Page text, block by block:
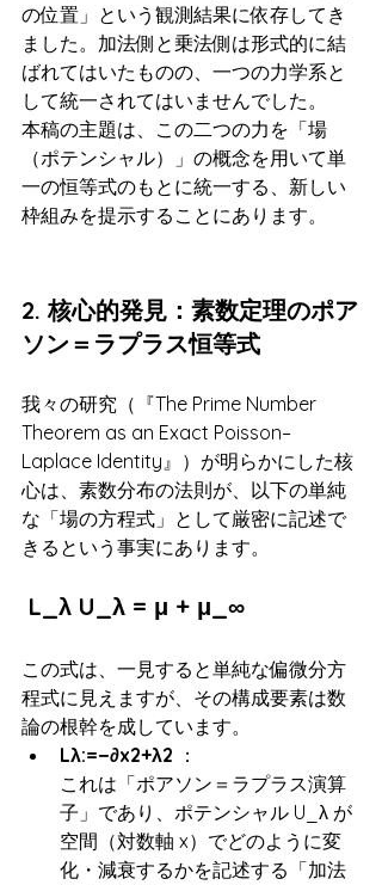
の位置」という観測結果に依存してき
ました。加法側と乗法側は形式的に結
ばれてはいたものの、一つの力学系と
して統一されてはいませんでした。
本稿の主題は、この二つの力を「場
（ポテンシャル）」の概念を用いて単
一の恒等式のもとに統一する、新しい
枠組みを提示することにあります。
2. 核心的発見：素数定理のポア
ソン＝ラプラス恒等式
我々の研究（『The Prime Number
Theorem as an Exact Poisson–
Laplace Identity』）が明らかにした核
心は、素数分布の法則が、以下の単純
な「場の方程式」として厳密に記述で
きるという事実にあります。
L_λ U_λ = μ + μ_∞
この式は、一見すると単純な偏微分方
程式に見えますが、その構成要素は数
論の根幹を成しています。
Lλ​:=−∂x2​+λ2 ：
これは「ポアソン＝ラプラス演算
子」であり、ポテンシャル U_λ が
空間（対数軸 x）でどのように変
化・減衰するかを記述する「加法